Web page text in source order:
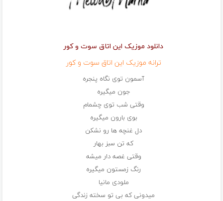
دانلود موزیک این اتاق سوت و کور
ترانه موزیک این اتاق سوت و کور
آسمون توی نگاه پنجره
جون میگیره
وقتی شب توی چشمام
بوی بارون میگیره
دل غنچه ها رو نشکن
که تن سبز بهار
وقتی غصه دار میشه
رنگ زمستون میگیره
ملودی مانیا
میدونی که بی تو سخته زندگی